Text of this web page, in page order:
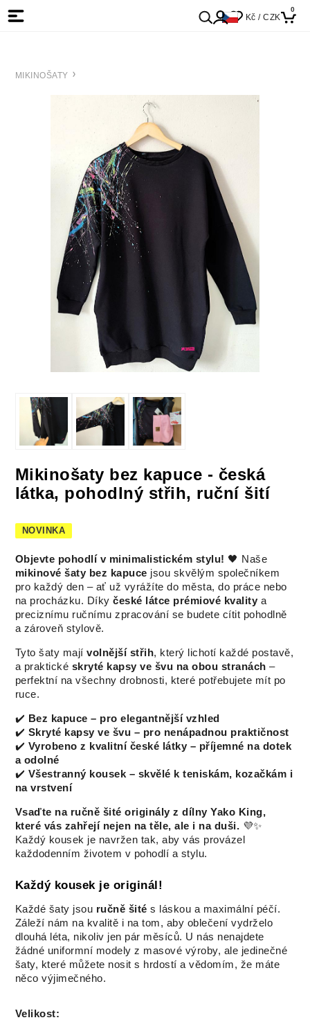
Kč / CZK
0
MIKINOŠATY
Mikinošaty bez kapuce - česká
látka, pohodlný střih, ruční šití
NOVINKA
Objevte pohodlí v minimalistickém stylu! 🖤 Naše
mikinové šaty bez kapuce jsou skvělým společníkem
pro každý den – ať už vyrážíte do města, do práce nebo
na procházku. Díkyčeské látce prémiové kvality a
preciznímu ručnímu zpracování se budete cítit pohodlně
a zároveň stylově.
Tyto šaty majívolnější střih, který lichotí každé postavě,
a praktické skryté kapsy ve švu na obou stranách –
perfektní na všechny drobnosti, které potřebujete mít po
ruce.
✔️ Bez kapuce – pro elegantnější vzhled
✔️ Skryté kapsy ve švu – pro nenápadnou praktičnost
✔️ Vyrobeno z kvalitní české látky – příjemné na dotek
a odolné
✔️ Všestranný kousek – skvělé k teniskám, kozačkám i
na vrstvení
Vsaďte na ručně šité originály z dílny Yako King,
které vás zahřejí nejen na těle, ale i na duši. 💜✨
Každý kousek je navržen tak, aby vás provázel
každodenním životem v pohodlí a stylu.
Každý kousek je originál!
Každé šaty jsou ručně šité s láskou a maximální péčí.
Záleží nám na kvalitě i na tom, aby oblečení vydrželo
dlouhá léta, nikoliv jen pár měsíců. U nás nenajdete
žádné uniformní modely z masové výroby, ale jedinečné
šaty, které můžete nosit s hrdostí a vědomím, že máte
něco výjimečného.
Velikost: